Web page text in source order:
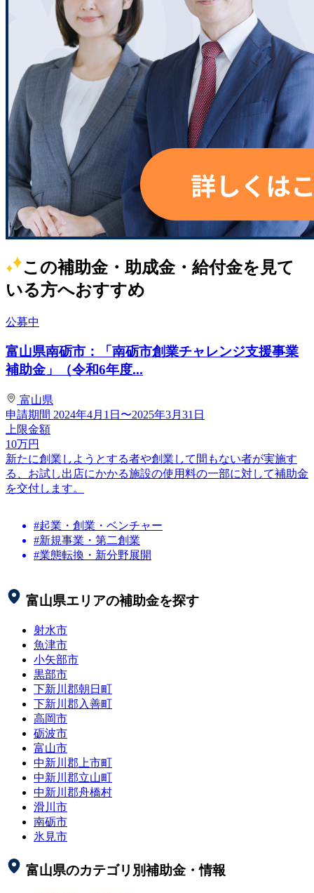
この補助金・助成金・給付金を見て
いる方へおすすめ
公募中
富山県南砺市：「南砺市創業チャレンジ支援事業
補助金」（令和6年度...
富山県
申請期間 2024年4月1日〜2025年3月31日
上限金額
10万円
新たに創業しようとする者や創業して間もない者が実施す
る、お試し出店にかかる施設の使用料の一部に対して補助金
を交付します。
#起業・創業・ベンチャー
#新規事業・第二創業
#業態転換・新分野展開
富山県エリアの補助金を探す
射水市
魚津市
小矢部市
黒部市
下新川郡朝日町
下新川郡入善町
高岡市
砺波市
富山市
中新川郡上市町
中新川郡立山町
中新川郡舟橋村
滑川市
南砺市
氷見市
富山県のカテゴリ別補助金・情報